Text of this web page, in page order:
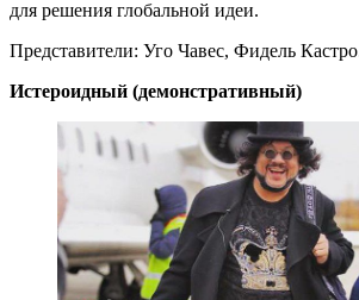
для решения глобальной идеи.
Представители: Уго Чавес, Фидель
Истероидный (демонстративный)